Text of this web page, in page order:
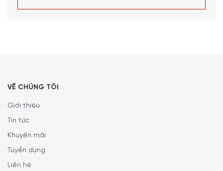
VỀ CHÚNG TÔI
Giới thiệu
Tin tức
Khuyến mãi
Tuyển dụng
Liên hệ